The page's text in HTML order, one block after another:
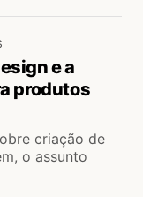
e a
produtos
criação de
o assunto